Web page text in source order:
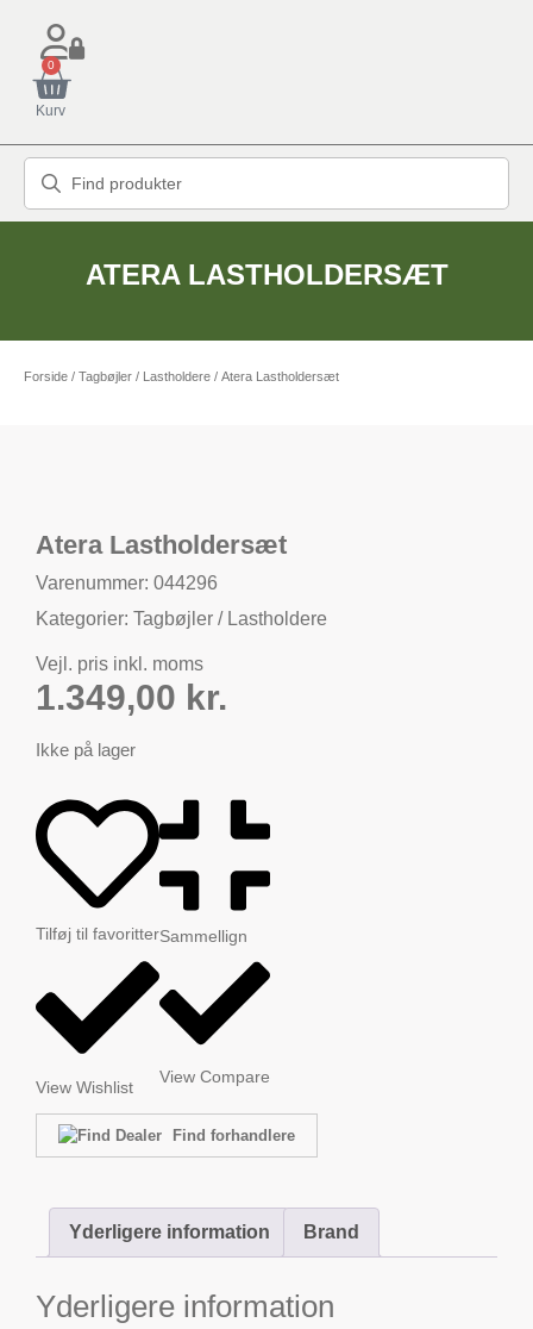
0
Kurv
ATERA LASTHOLDERSÆT
Forside / Tagbøjler / Lastholdere / Atera Lastholdersæt
Atera Lastholdersæt
Varenummer: 044296
Kategorier: Tagbøjler / Lastholdere
Vejl. pris inkl. moms
1.349,00 kr.
Ikke på lager
Tilføj til favoritter
View Wishlist
Sammellign
View Compare
Find forhandlere
Yderligere information Brand
Yderligere information